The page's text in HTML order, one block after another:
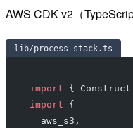
AWS CDK v2（
lib/process-stack.ts
import {
import {
  aws_s3,